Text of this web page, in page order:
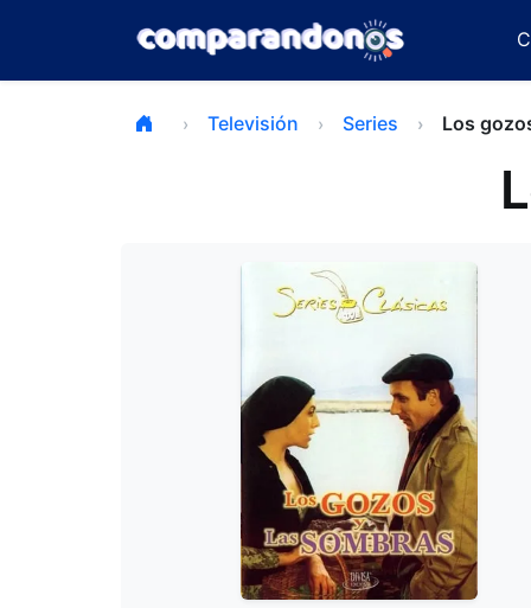
Televisión Series Los